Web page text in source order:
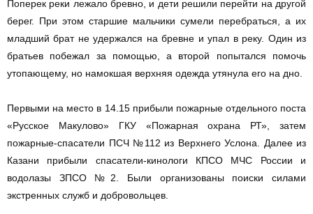
Поперек реки лежало бревно, и дети решили перейти на другой
берег. При этом старшие мальчики сумели перебраться, а их
младший брат не удержался на бревне и упал в реку. Один из
братьев побежал за помощью, а второй попытался помочь
утопающему, но намокшая верхняя одежда утянула его на дно.
Первыми на место в 14.15 прибыли пожарные отдельного поста
«Русское Макулово» ГКУ «Пожарная охрана РТ», затем
пожарные-спасатели ПСЧ №112 из Верхнего Услона. Далее из
Казани прибыли спасатели-кинологи КПСО МЧС России и
водолазы ЗПСО №2. Были организованы поиски силами
экстренных служб и добровольцев.